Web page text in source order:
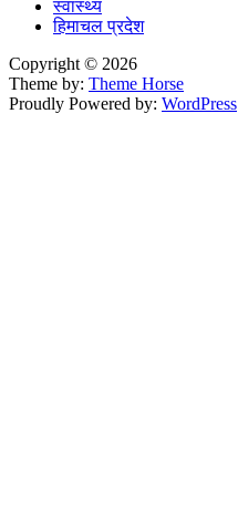
स्वास्थ्य
हिमाचल प्रदेश
Copyright © 2026
Theme by: Theme Horse
Proudly Powered by: WordPress